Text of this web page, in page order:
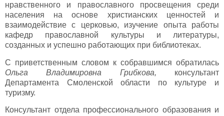
нравственного и православного просвещения среди
населения на основе христианских ценностей и
взаимодействие с церковью, изучение опыта работы
кафедр православной культуры и литературы,
созданных и успешно работающих при библиотеках.
С приветственным словом к собравшимся обратилась
Ольга Владимировна Грибкова, консультант
Департамента Смоленской области по культуре и
туризму.
Консультант отдела профессионального образования и